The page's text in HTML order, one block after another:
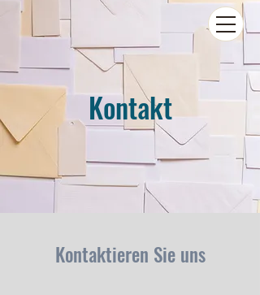
Kontakt
Kontaktieren Sie uns